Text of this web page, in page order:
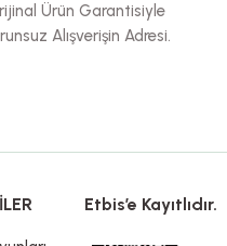
Ürün Garantisiyle
Alışverişin Adresi.
Etbis’e Kayıtlıdır.